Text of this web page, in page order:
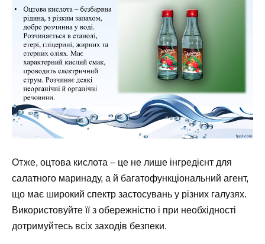
Отже, оцтова кислота – це не лише інгредієнт для
салатного маринаду, а й багатофункціональний агент,
що має широкий спектр застосувань у різних галузях.
Використовуйте її з обережністю і при необхідності
дотримуйтесь всіх заходів безпеки.